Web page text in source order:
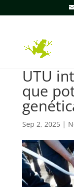
UTU
que
Sep 2, 2025|